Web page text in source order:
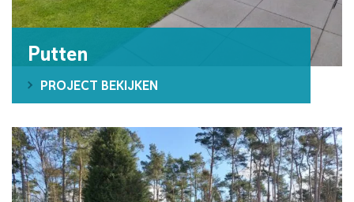
Putten
PROJECT BEKIJKEN